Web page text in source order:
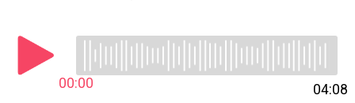
00:00 04:08